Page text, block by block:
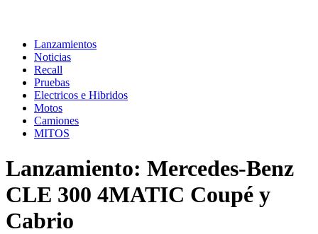
Lanzamientos
Noticias
Recall
Pruebas
Electricos e Hibridos
Motos
Camiones
MITOS
Lanzamiento: Mercedes-Benz
CLE 300 4MATIC Coupé y
Cabrio